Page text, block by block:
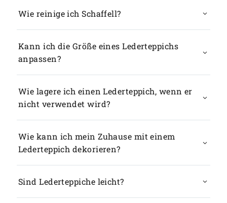
Wie reinige ich Schaffell?
Kann ich die Größe eines Lederteppichs
anpassen?
Wie lagere ich einen Lederteppich, wenn er
nicht verwendet wird?
Wie kann ich mein Zuhause mit einem
Lederteppich dekorieren?
Sind Lederteppiche leicht?